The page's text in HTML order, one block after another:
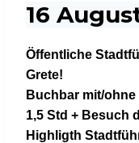
16
Öffentliche
Grete!
Buchbar mit/ohne
1,5 Std + Besuch
Highligth